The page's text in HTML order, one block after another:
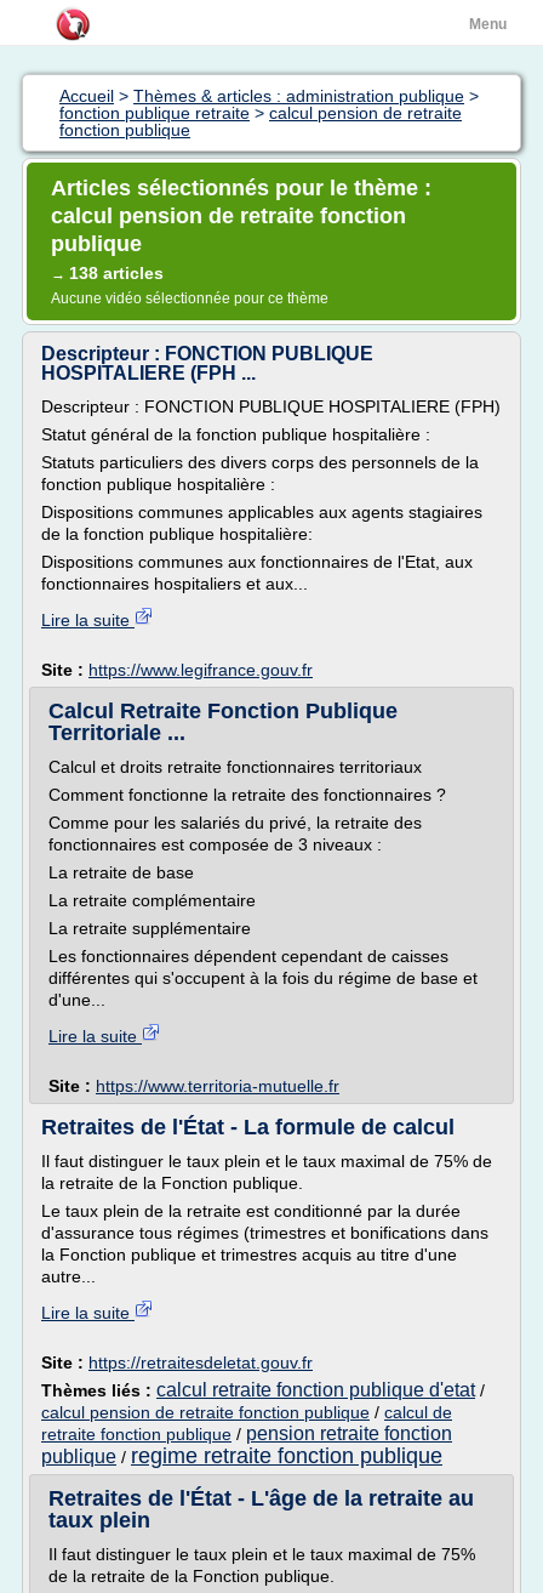
Menu
Accueil > Thèmes & articles : administration publique >
fonction publique retraite > calcul pension de retraite
fonction publique
Articles sélectionnés pour le thème :
calcul pension de retraite fonction
publique
→ 138 articles
Aucune vidéo sélectionnée pour ce thème
Descripteur : FONCTION PUBLIQUE
HOSPITALIERE (FPH ...
Descripteur : FONCTION PUBLIQUE HOSPITALIERE (FPH)
Statut général de la fonction publique hospitalière :
Statuts particuliers des divers corps des personnels de la
fonction publique hospitalière :
Dispositions communes applicables aux agents stagiaires
de la fonction publique hospitalière:
Dispositions communes aux fonctionnaires de l'Etat, aux
fonctionnaires hospitaliers et aux...
Lire la suite
Site : https://www.legifrance.gouv.fr
Calcul Retraite Fonction Publique
Territoriale ...
Calcul et droits retraite fonctionnaires territoriaux
Comment fonctionne la retraite des fonctionnaires ?
Comme pour les salariés du privé, la retraite des
fonctionnaires est composée de 3 niveaux :
La retraite de base
La retraite complémentaire
La retraite supplémentaire
Les fonctionnaires dépendent cependant de caisses
différentes qui s'occupent à la fois du régime de base et
d'une...
Lire la suite
Site : https://www.territoria-mutuelle.fr
Retraites de l'État - La formule de calcul
Il faut distinguer le taux plein et le taux maximal de 75% de
la retraite de la Fonction publique.
Le taux plein de la retraite est conditionné par la durée
d'assurance tous régimes (trimestres et bonifications dans
la Fonction publique et trimestres acquis au titre d'une
autre...
Lire la suite
Site : https://retraitesdeletat.gouv.fr
Thèmes liés : calcul retraite fonction publique d'etat/
calcul pension de retraite fonction publique / calcul de
retraite fonction publique / pension retraite fonction
publique / regime retraite fonction publique
Retraites de l'État - L'âge de la retraite au
taux plein
Il faut distinguer le taux plein et le taux maximal de 75%
de la retraite de la Fonction publique.